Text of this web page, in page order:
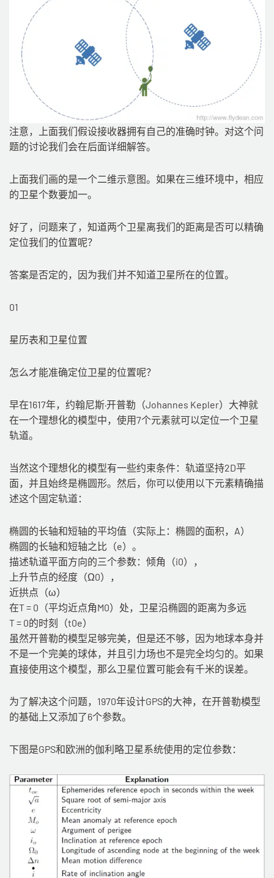
注意，上面我们假设接收器拥有自己的准确时钟。对这个问
题的讨论我们会在后面详细解答。
上面我们画的是一个二维示意图。如果在三维环境中，相应
的卫星个数要加一。
好了，问题来了，知道两个卫星离我们的距离是否可以精确
定位我们的位置呢？
答案是否定的，因为我们并不知道卫星所在的位置。
01
星历表和卫星位置
怎么才能准确定位卫星的位置呢？
早在1617年，约翰尼斯·开普勒（Johannes Kepler）大神就
在一个理想化的模型中，使用7个元素就可以定位一个卫星
轨道。
当然这个理想化的模型有一些约束条件：轨道坚持2D平
面，并且始终是椭圆形。然后，你可以使用以下元素精确描
述这个固定轨道：
椭圆的长轴和短轴的平均值（实际上：椭圆的面积，A）
椭圆的长轴和短轴之比（e）。
描述轨道平面方向的三个参数：倾角（i0），
上升节点的经度（Ω0），
近拱点（ω）
在T = 0（平均近点角M0）处，卫星沿椭圆的距离为多远
T = 0的时刻（t0e）
虽然开普勒的模型足够完美，但是还不够，因为地球本身并
不是一个完美的球体，并且引力场也不是完全均匀的。如果
直接使用这个模型，那么卫星位置可能会有千米的误差。
为了解决这个问题，1970年设计GPS的大神，在开普勒模型
的基础上又添加了6个参数。
下图是GPS和欧洲的伽利略卫星系统使用的定位参数：